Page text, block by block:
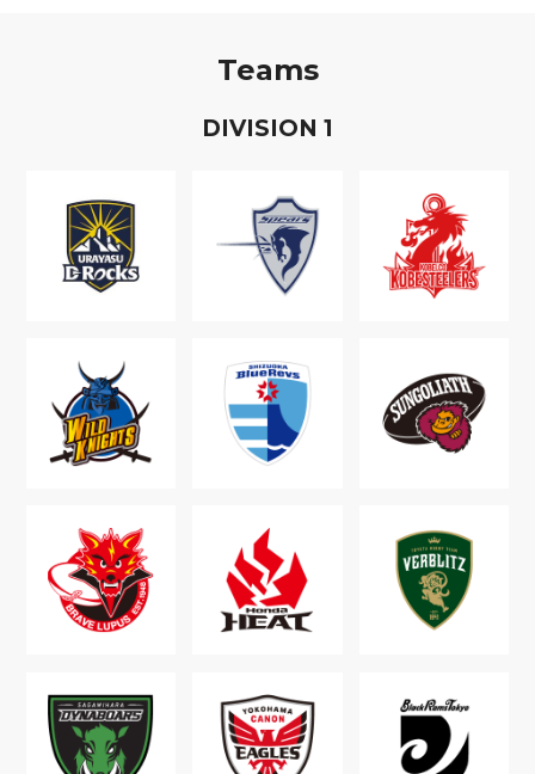
Teams
DIVISION 1